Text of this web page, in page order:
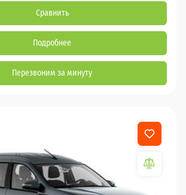
Сравнить
Подробнее
Перезвоним за минуту